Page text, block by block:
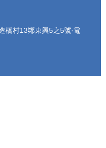
橋村13鄰東興5之5號‧電